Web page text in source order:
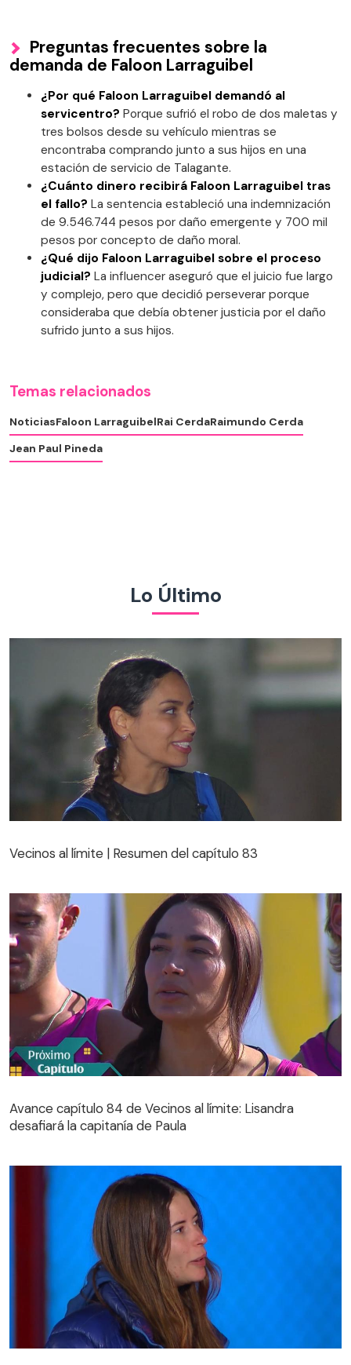
Preguntas frecuentes sobre la
demanda de Faloon Larraguibel
¿Por qué Faloon Larraguibel demandó al
servicentro? Porque sufrió el robo de dos maletas y
tres bolsos desde su vehículo mientras se
encontraba comprando junto a sus hijos en una
estación de servicio de Talagante.
¿Cuánto dinero recibirá Faloon Larraguibel tras
el fallo? La sentencia estableció una indemnización
de 9.546.744 pesos por daño emergente y 700 mil
pesos por concepto de daño moral.
¿Qué dijo Faloon Larraguibel sobre el proceso
judicial? La influencer aseguró que el juicio fue largo
y complejo, pero que decidió perseverar porque
consideraba que debía obtener justicia por el daño
sufrido junto a sus hijos.
Temas relacionados
NoticiasFaloon LarraguibelRai CerdaRaimundo Cerda
Jean Paul Pineda
Lo Último
Vecinos al límite | Resumen del capítulo 83
desafiará la capitanía de Paula
Avance capítulo 84 de Vecinos al límite: Lisandra
desafiará la capitanía de Paula